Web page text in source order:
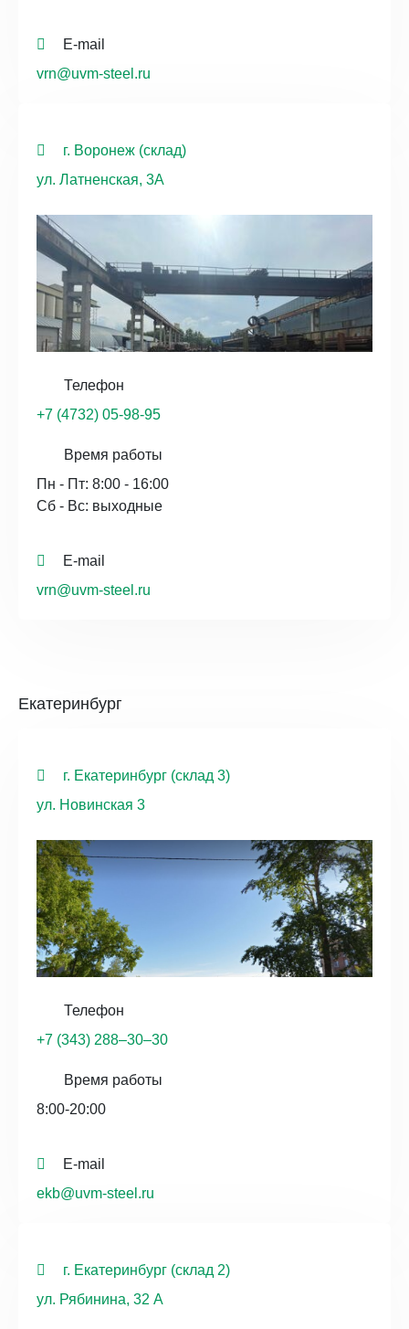
E-mail
vrn@uvm-steel.ru
г. Воронеж (склад)
ул. Латненская, 3А
Телефон
+7 (4732) 05-98-95
Время работы
Пн - Пт: 8:00 - 16:00
Сб - Вс: выходные
E-mail
vrn@uvm-steel.ru
Екатеринбург
г. Екатеринбург (склад 3)
ул. Новинская 3
Телефон
+7 (343) 288‒30‒30
Время работы
8:00-20:00
E-mail
ekb@uvm-steel.ru
г. Екатеринбург (склад 2)
ул. Рябинина, 32 А